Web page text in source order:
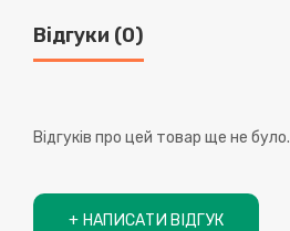
Відгуки (0)
Відгуків про цей товар ще не було.
+ НАПИСАТИ ВІДГУК